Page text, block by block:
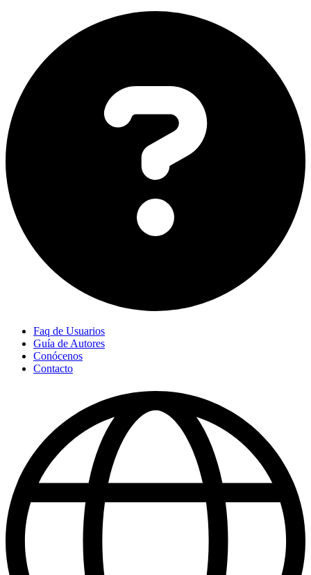
Faq de Usuarios
Guía de Autores
Conócenos
Contacto